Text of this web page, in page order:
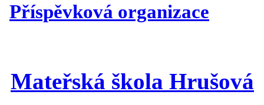
Příspěvková organizace
Mateřská škola Hrušová